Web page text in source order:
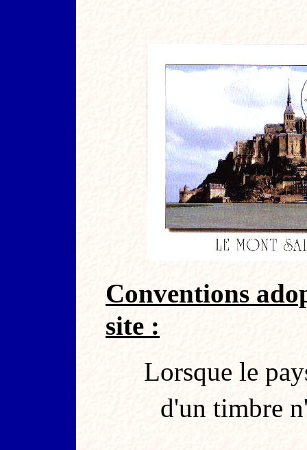
Conventions
site :
Lorsque le
d'un timbre